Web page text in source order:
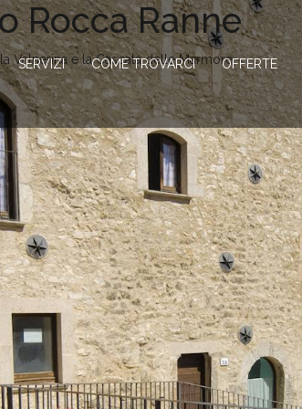
SERVIZI COME TROVARCI OFFERTE
Rocca Ranne
Valnerina e la Cascata delle Marmore